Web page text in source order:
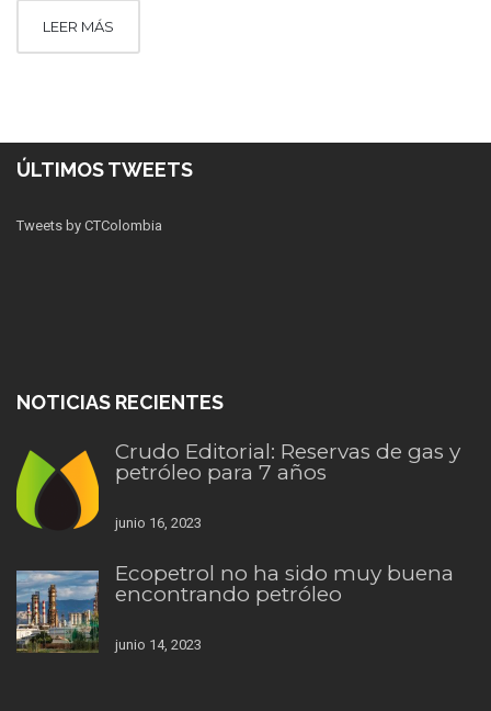
LEER MÁS
ÚLTIMOS TWEETS
Tweets by CTColombia
NOTICIAS RECIENTES
Crudo Editorial: Reservas de gas y
petróleo para 7 años
junio 16, 2023
Ecopetrol no ha sido muy buena
encontrando petróleo
junio 14, 2023